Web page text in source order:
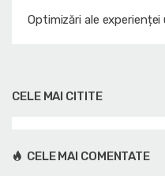
Optimizări ale
CELE MAI CITITE
CELE MAI COMENTATE